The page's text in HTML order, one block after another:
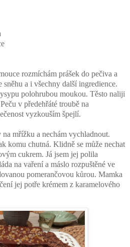
rozmíchám prášek do pečiva a
a i všechny další ingredience.
polohrubou moukou. Těsto naliji
v předehřáté troubě na
vyzkouším špejlí.
mřížku a nechám vychladnout.
komu chutná. Klidně se může nechat
cukrem. Já jsem jej polila
na vaření a máslo rozpuštěné ve
pomerančovou kůrou. Mamka
jej potře krémem z karamelového